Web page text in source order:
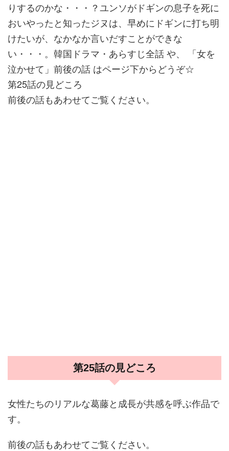
りするのかな・・・？ユンソがドギンの息子を死に
おいやったと知ったジヌは、早めにドギンに打ち明
けたいが、なかなか言いだすことができな
い・・・。韓国ドラマ・あらすじ全話 や、 「女を
泣かせて」前後の話 はページ下からどうぞ☆
第25話の見どころ
前後の話もあわせてご覧ください。
第25話の見どころ
女性たちのリアルな葛藤と成長が共感を呼ぶ作品で
す。
前後の話もあわせてご覧ください。